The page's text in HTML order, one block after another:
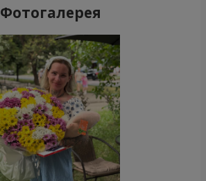
Фотогалерея